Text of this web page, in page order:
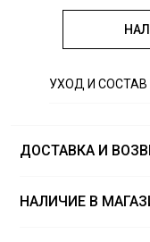
УХОД И СОСТАВ
ДОСТАВКА И
НАЛИЧИЕ В